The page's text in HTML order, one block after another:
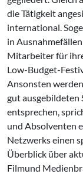
die Tätigkeit
international.
in
Mitarbeiter für
Low-Budget-
Ansonsten
gut ausgebildeten
entsprechen,
und Absolventen
Netzwerks einen
Überblick über
Filmund